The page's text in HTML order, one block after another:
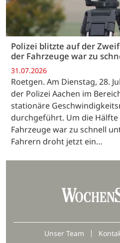
Polizei blitzte auf der
der Fahrzeuge war zu
31.07.2026
Roetgen. Am Dienstag, 28.
der Polizei Aachen im
stationäre
durchgeführt. Um die Hälfte
Fahrzeuge war zu schnell
Fahrern droht jetzt ein…
Unser Team